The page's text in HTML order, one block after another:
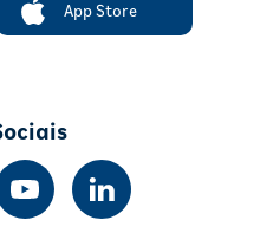
App Store